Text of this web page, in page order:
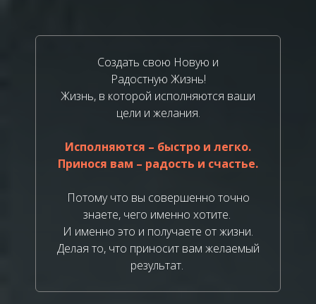
Создать свою Новую и
Радостную Жизнь!
Жизнь, в которой исполняются ваши
цели и желания.
Исполняются – быстро и легко.
Принося вам – радость и счастье.
Потому что вы совершенно точно
знаете, чего именно хотите.
И именно это и получаете от жизни.
Делая то, что приносит вам желаемый
результат.